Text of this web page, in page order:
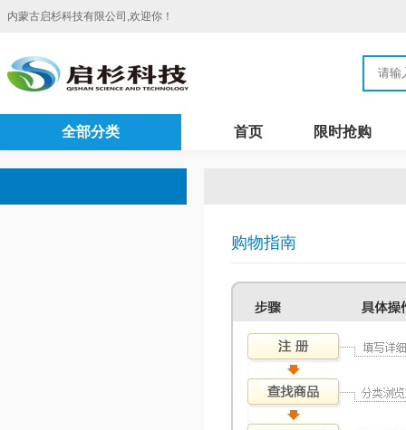
内蒙古启杉科技有限公司,欢迎你！
全部分类 首页 限时抢购
购物指南